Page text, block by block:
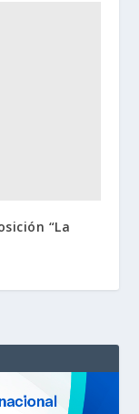
“La